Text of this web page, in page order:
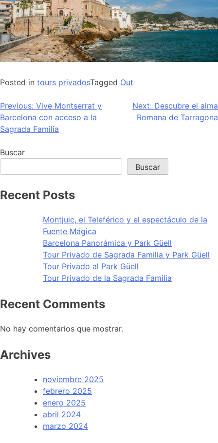
Posted in tours privadosTagged Out
Navegación
de
Previous: Vive Montserrat y
Barcelona con acceso a la
Sagrada Familia
Next: Descubre el alma
Romana de Tarragona
Buscar
Buscar
Recent Posts
Montjuic, el Teleférico y el espectáculo de la
Fuente Mágica
Barcelona Panorámica y Park Güell
Tour Privado de Sagrada Familia y Park Güell
Tour Privado al Park Güell
Tour Privado de la Sagrada Familia
Recent Comments
No hay comentarios que mostrar.
Archives
noviembre 2025
febrero 2025
enero 2025
abril 2024
marzo 2024